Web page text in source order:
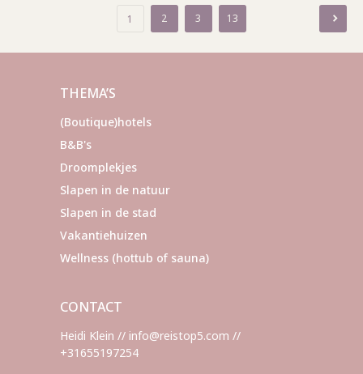
Berichten
paginering
1 2 3 13
THEMA’S
(Boutique)hotels
B&B's
Droomplekjes
Slapen in de natuur
Slapen in de stad
Vakantiehuizen
Wellness (hottub of sauna)
CONTACT
Heidi Klein // info@reistop5.com //
+31655197254